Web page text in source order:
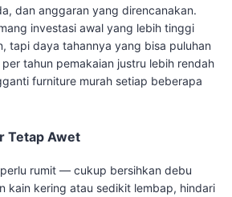
dan anggaran yang direncanakan.
investasi awal yang lebih tinggi
tapi daya tahannya yang bisa puluhan
tahun pemakaian justru lebih rendah
furniture murah setiap beberapa
Tetap Awet
rumit — cukup bersihkan debu
kain kering atau sedikit lembap, hindari